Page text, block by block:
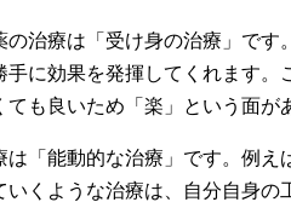
治療は「受け身の治療」です
手に効果を発揮してくれます
も良いため「楽」という面が
は「能動的な治療」です。例
いくような治療は、自分自身